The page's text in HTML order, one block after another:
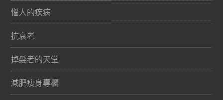
惱人的疾病
抗衰老
掉髮者的天堂
減肥瘦身專欄